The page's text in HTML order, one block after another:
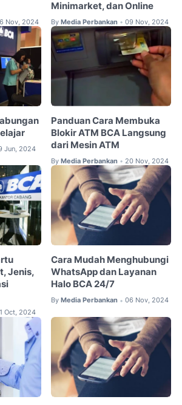
Nov, 2024
Minimarket, dan Online
By Media Perbankan • 09 Nov, 2024
Jun, 2024
Panduan Cara Membuka
Blokir ATM BCA Langsung
dari Mesin ATM
By Media Perbankan • 20 Nov, 2024
Jenis,
Oct, 2024
Cara Mudah Menghubungi
WhatsApp dan Layanan
Halo BCA 24/7
By Media Perbankan • 06 Nov, 2024